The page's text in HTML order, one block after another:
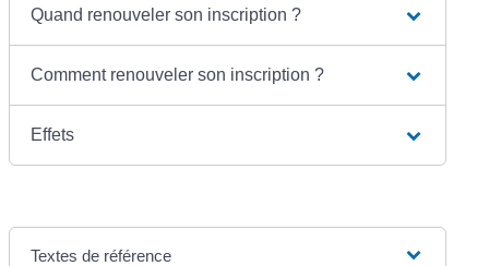
Quand renouveler son inscription ?
Comment renouveler son inscription ?
Effets
Textes de référence